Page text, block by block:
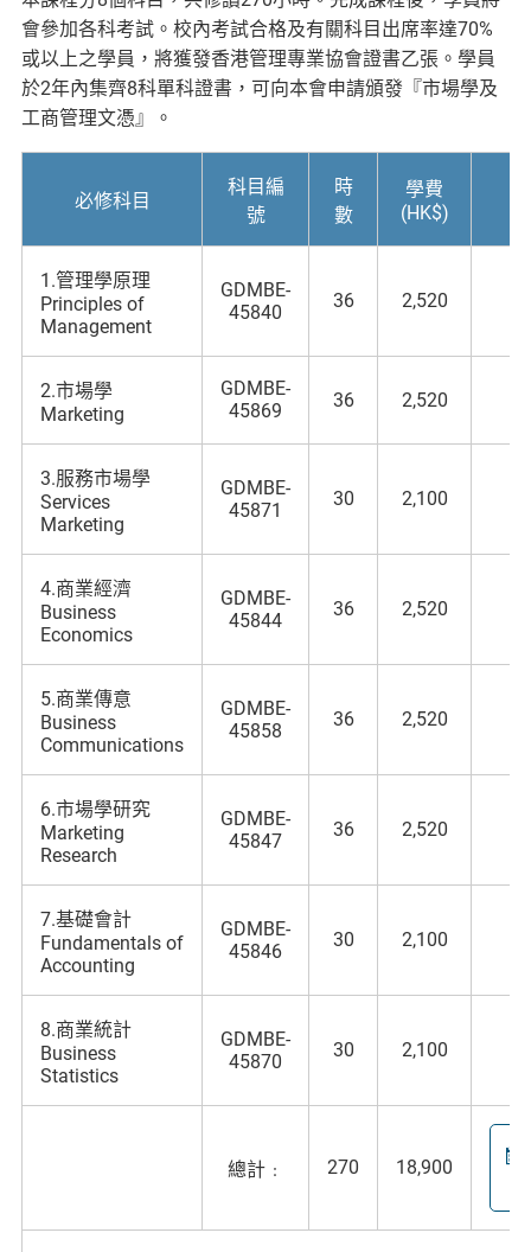
會參加各科考試。校內考試合格及有關科目出席率達70%
或以上之學員，將獲發香港管理專業協會證書乙張。學員
於2年內集齊8科單科證書，可向本會申請頒發『市場學及
工商管理文憑』。
必修科目
科目編
號
時
數
學費
(HK$)
1.管理學原理
Principles of
Management
GDMBE-
45840
36 2,520
2.市場學
Marketing
GDMBE-
45869
36 2,520
3.服務市場學
Services
Marketing
GDMBE-
45871
30 2,100
4.商業經濟
Business
Economics
GDMBE-
45844
36 2,520
5.商業傳意
Business
Communications
GDMBE-
45858
36 2,520
6.市場學研究
Marketing
Research
GDMBE-
45847
36 2,520
7.基礎會計
Fundamentals of
Accounting
GDMBE-
45846
30 2,100
8.商業統計
Business
Statistics
GDMBE-
45870
30 2,100
總計﹕ 270 18,900